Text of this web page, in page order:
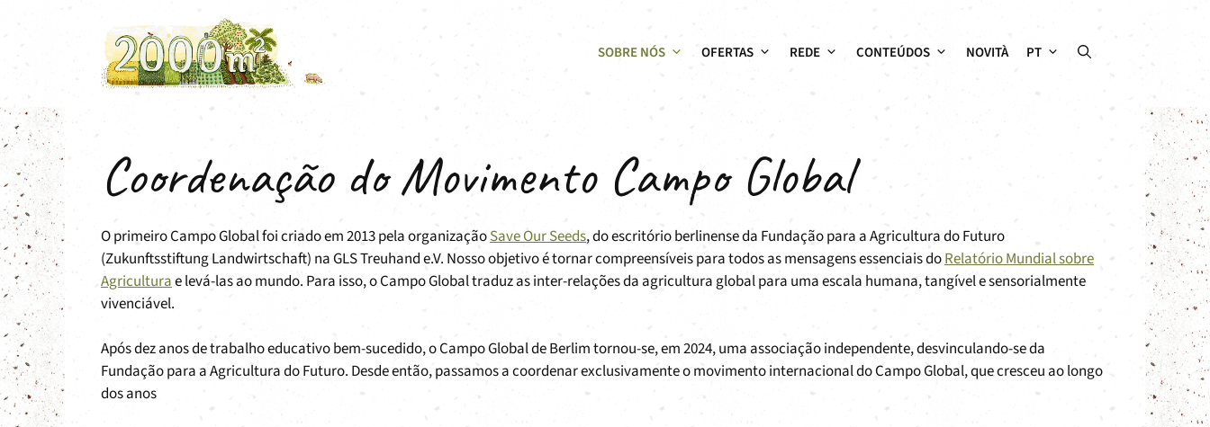
SOBRE NÓS OFERTAS REDE CONTEÚDOS NOVITÀ PT
Coordenação do Movimento Campo Global
O primeiro Campo Global foi criado em 2013 pela organizaçãoSave Our Seeds, do escritório berlinense da Fundação para a Agricultura do Futuro
(Zukunftsstiftung Landwirtschaft) na GLS Treuhand e.V. Nosso objetivo é tornar compreensíveis para todos as mensagens essenciais doRelatório Mundial sobre
Agriculturae levá-las ao mundo. Para isso, o Campo Global traduz as inter-relações da agricultura global para uma escala humana, tangível e sensorialmente
vivenciável.
Após dez anos de trabalho educativo bem-sucedido, o Campo Global de Berlim tornou-se, em 2024, uma associação independente, desvinculando-se da
Fundação para a Agricultura do Futuro. Desde então, passamos a coordenar exclusivamente o movimento internacional do Campo Global, que cresceu ao longo
dos anos